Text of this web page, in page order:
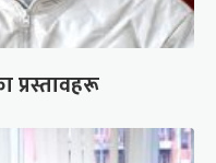
प्रस्तावहरू